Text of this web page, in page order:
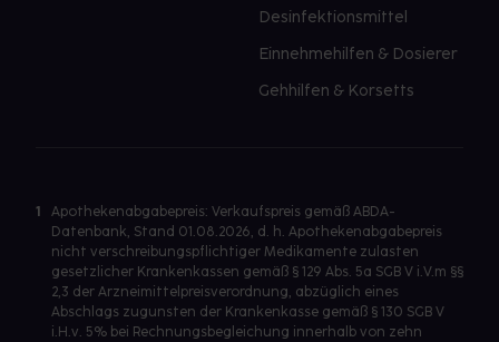
Desinfektionsmittel
Einnehmehilfen & Dosierer
Gehhilfen & Korsetts
1
Apothekenabgabepreis: Verkaufspreis gemäß ABDA-
Datenbank, Stand 01.08.2026, d. h. Apothekenabgabepreis
nicht verschreibungspflichtiger Medikamente zulasten
gesetzlicher Krankenkassen gemäß § 129 Abs. 5a SGB V i.V.m §§
2,3 der Arzneimittelpreisverordnung, abzüglich eines
Abschlags zugunsten der Krankenkasse gemäß § 130 SGB V
i.H.v. 5% bei Rechnungsbegleichung innerhalb von zehn